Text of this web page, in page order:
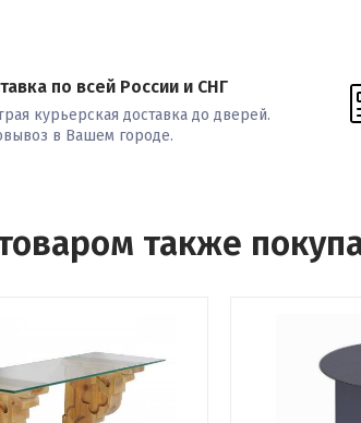
по всей России и СНГ
курьерская доставка до дверей.
в Вашем городе.
также